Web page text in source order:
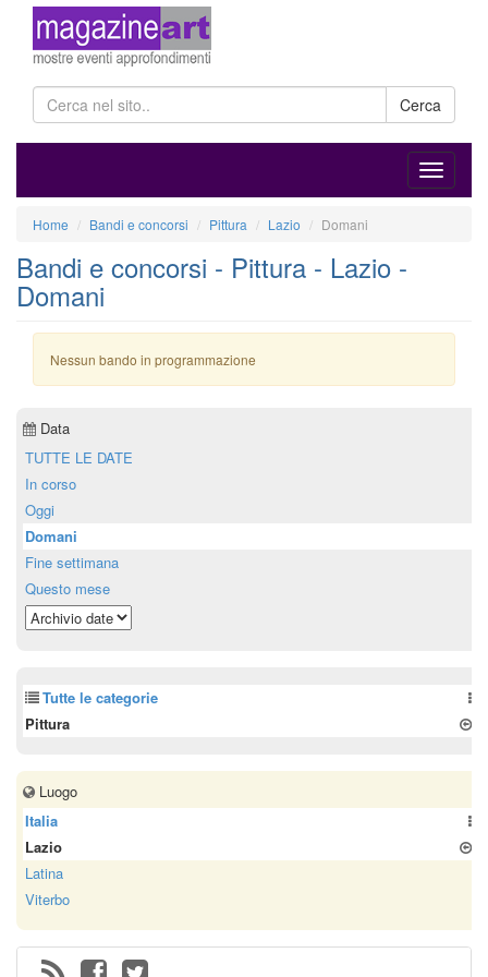
Cerca
Home Bandi e concorsi Pittura Lazio Domani
Bandi e concorsi - Pittura - Lazio -
Domani
Nessun bando in programmazione
Data
TUTTE LE DATE
In corso
Oggi
Domani
Fine settimana
Questo mese
Tutte le categorie
Pittura
Luogo
Italia
Lazio
Latina
Viterbo